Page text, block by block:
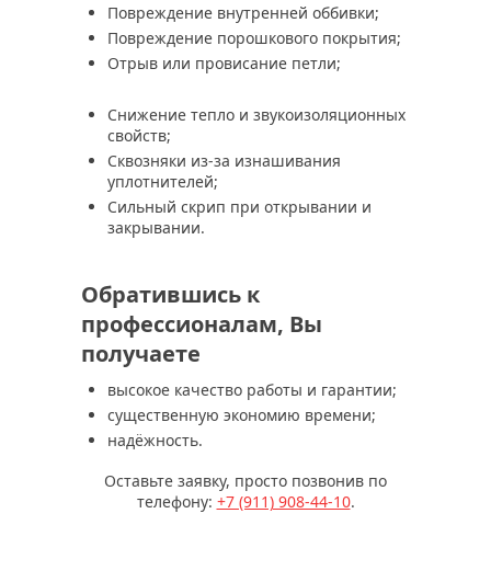
Повреждение внутренней оббивки;
Повреждение порошкового покрытия;
Отрыв или провисание петли;
Снижение тепло и звукоизоляционных
свойств;
Сквозняки из-за изнашивания
уплотнителей;
Сильный скрип при открывании и
закрывании.
Обратившись к
профессионалам, Вы
получаете
высокое качество работы и гарантии;
существенную экономию времени;
надёжность.
Оставьте заявку, просто позвонив по
телефону: +7 (911) 908-44-10.